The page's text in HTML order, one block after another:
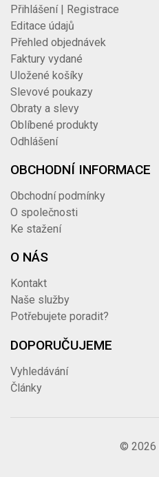
Přihlášení | Registrace
Editace údajů
Přehled objednávek
Faktury vydané
Uložené košíky
Slevové poukazy
Obraty a slevy
Oblíbené produkty
Odhlášení
OBCHODNÍ INFORMACE
Obchodní podmínky
O společnosti
Ke stažení
O NÁS
Kontakt
Naše služby
Potřebujete poradit?
DOPORUČUJEME
Vyhledávání
Články
© 2026